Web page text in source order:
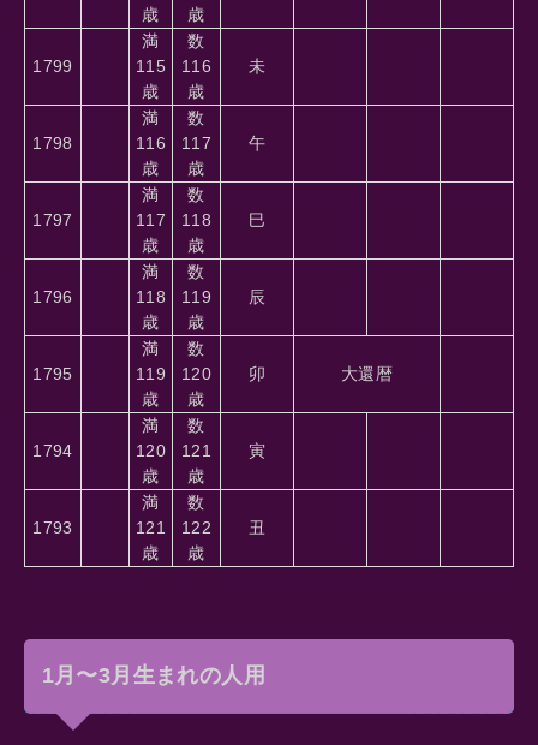
歳
歳
1799
満
115
歳
数
116
歳
未
1798
満
116
歳
数
117
歳
午
1797
満
117
歳
数
118
歳
巳
1796
満
118
歳
数
119
歳
辰
1795
満
119
歳
数
120
歳
卯 大還暦
1794
満
120
歳
数
121
歳
寅
1793
満
121
歳
数
122
歳
丑
1月〜3月生まれの人用